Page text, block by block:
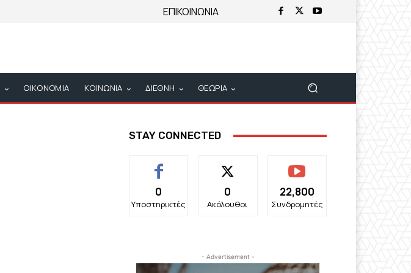
ΕΠΙΚΟΙΝΩΝΙΑ
ΟΙΚΟΝΟΜΙΑ ΚΟΙΝΩΝΙΑ ΔΙΕΘΝΗ ΘΕΩΡΙΑ
STAY CONNECTED
0
Υποστηρικτές
0
Ακόλουθοι
22,800
Συνδρομητές
- Advertisement -